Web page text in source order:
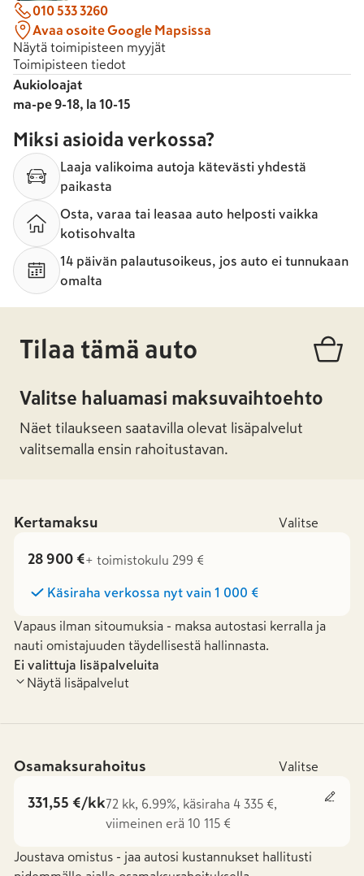
010 533 3260
Avaa osoite Google Mapsissa
Näytä toimipisteen myyjät
Toimipisteen tiedot
Aukioloajat
ma-pe 9-18, la 10-15
Miksi asioida verkossa?
Laaja valikoima autoja kätevästi yhdestä
paikasta
Osta, varaa tai leasaa auto helposti vaikka
kotisohvalta
14 päivän palautusoikeus, jos auto ei tunnukaan
omalta
Tilaa tämä auto
Valitse haluamasi maksuvaihtoehto
Näet tilaukseen saatavilla olevat lisäpalvelut
valitsemalla ensin rahoitustavan.
Kertamaksu Valitse
28 900 €+ toimistokulu 299 €
Käsiraha verkossa nyt vain 1 000 €
Vapaus ilman sitoumuksia - maksa autostasi kerralla ja
nauti omistajuuden täydellisestä hallinnasta.
Ei valittuja lisäpalveluita
Näytä lisäpalvelut
Osamaksurahoitus Valitse
331,55 €/kk72 kk, 6.99%, käsiraha 4 335 €,
viimeinen erä 10 115 €
Joustava omistus - jaa autosi kustannukset hallitusti